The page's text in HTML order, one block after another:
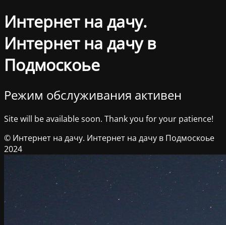
Интернет на дачу.
Интернет на дачу в
Подмоскоье
Режим обслуживания активен
Site will be available soon. Thank you for your patience!
© Интернет на дачу. Интернет на дачу в Подмоскоье
2024